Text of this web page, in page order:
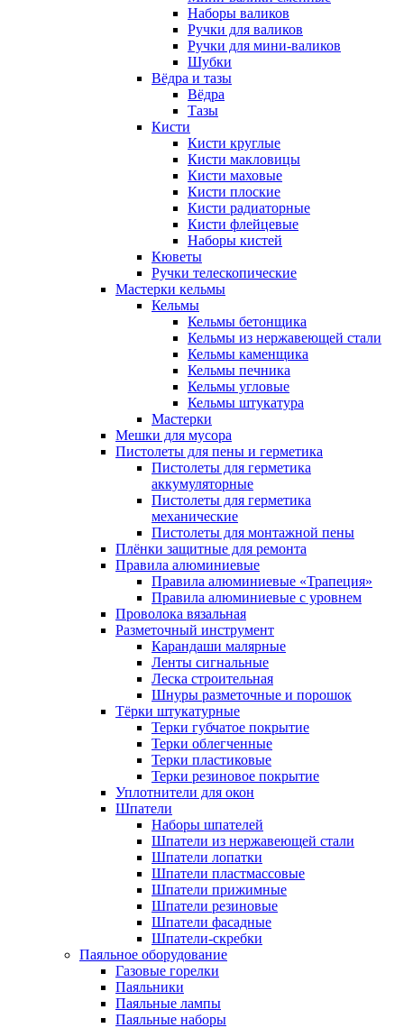
Наборы валиков
Ручки для валиков
Ручки для мини-валиков
Шубки
Вёдра и тазы
Вёдра
Тазы
Кисти
Кисти круглые
Кисти макловицы
Кисти маховые
Кисти плоские
Кисти радиаторные
Кисти флейцевые
Наборы кистей
Кюветы
Ручки телескопические
Мастерки кельмы
Кельмы
Кельмы бетонщика
Кельмы из нержавеющей стали
Кельмы каменщика
Кельмы печника
Кельмы угловые
Кельмы штукатура
Мастерки
Мешки для мусора
Пистолеты для пены и герметика
Пистолеты для герметика
аккумуляторные
Пистолеты для герметика
механические
Пистолеты для монтажной пены
Плёнки защитные для ремонта
Правила алюминиевые
Правила алюминиевые «Трапеция»
Правила алюминиевые с уровнем
Проволока вязальная
Разметочный инструмент
Карандаши малярные
Ленты сигнальные
Леска строительная
Шнуры разметочные и порошок
Тёрки штукатурные
Терки губчатое покрытие
Терки облегченные
Терки пластиковые
Терки резиновое покрытие
Уплотнители для окон
Шпатели
Наборы шпателей
Шпатели из нержавеющей стали
Шпатели лопатки
Шпатели пластмассовые
Шпатели прижимные
Шпатели резиновые
Шпатели фасадные
Шпатели-скребки
Паяльное оборудование
Газовые горелки
Паяльники
Паяльные лампы
Паяльные наборы